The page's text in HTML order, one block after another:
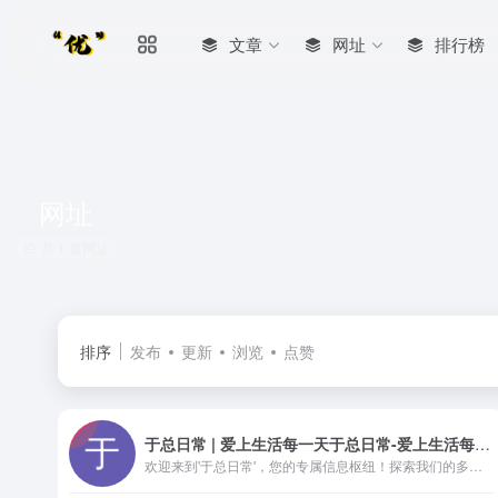
文章 网址 排行榜
排序 发布 更新 浏览 点赞
于总日常 | 爱上生活每一天于总日常-爱上生活每一天